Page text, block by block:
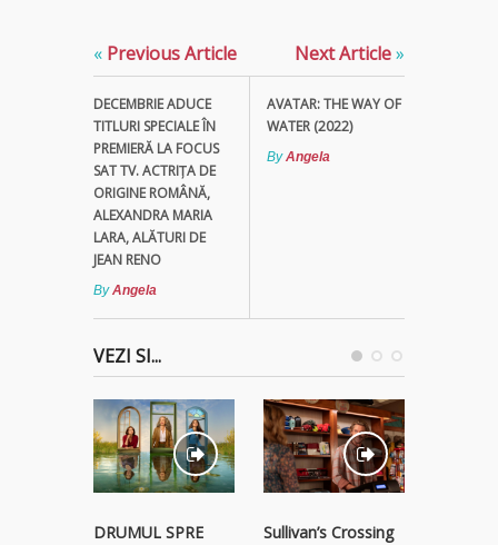
« Previous Article
DECEMBRIE ADUCE
TITLURI SPECIALE ÎN
PREMIERĂ LA FOCUS
SAT TV. ACTRIȚA DE
ORIGINE ROMÂNĂ,
ALEXANDRA MARIA
LARA, ALĂTURI DE
JEAN RENO
ByAngela
Next Article»
AVATAR: THE WAY OF
WATER (2022)
ByAngela
VEZI SI...
DRUMUL SPRE
Sullivan’s Crossing